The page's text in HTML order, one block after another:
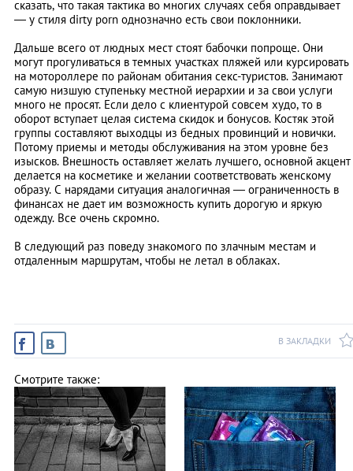
сказать, что такая тактика во многих случаях себя оправдывает
— у стиля dirty porn однозначно есть свои поклонники.
Дальше всего от людных мест стоят бабочки попроще. Они
могут прогуливаться в темных участках пляжей или курсировать
на мотороллере по районам обитания секс-туристов. Занимают
самую низшую ступеньку местной иерархии и за свои услуги
много не просят. Если дело с клиентурой совсем худо, то в
оборот вступает целая система скидок и бонусов. Костяк этой
группы составляют выходцы из бедных провинций и новички.
Потому приемы и методы обслуживания на этом уровне без
изысков. Внешность оставляет желать лучшего, основной акцент
делается на косметике и желании соответствовать женскому
образу. С нарядами ситуация аналогичная — ограниченность в
финансах не дает им возможность купить дорогую и яркую
одежду. Все очень скромно.
В следующий раз поведу знакомого по злачным местам и
отдаленным маршрутам, чтобы не летал в облаках.
В ЗАКЛАДКИ
Смотрите также: